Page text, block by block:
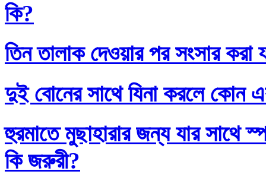
কি?
তিন তালাক দেওয়ার পর সংসার করা
দুই বোনের সাথে যিনা করলে কোন
হুরমাতে মুছাহারার জন্য যার সাথে
কি জরুরী?